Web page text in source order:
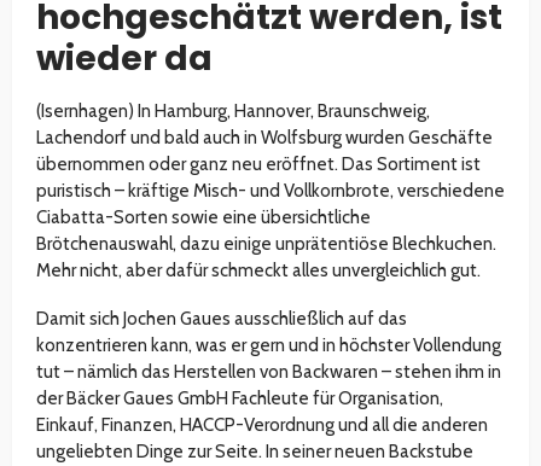
hochgeschätzt werden, ist
wieder da
(Isernhagen) In Hamburg, Hannover, Braunschweig,
Lachendorf und bald auch in Wolfsburg wurden Geschäfte
übernommen oder ganz neu eröffnet. Das Sortiment ist
puristisch – kräftige Misch- und Vollkornbrote, verschiedene
Ciabatta-Sorten sowie eine übersichtliche
Brötchenauswahl, dazu einige unprätentiöse Blechkuchen.
Mehr nicht, aber dafür schmeckt alles unvergleichlich gut.
Damit sich Jochen Gaues ausschließlich auf das
konzentrieren kann, was er gern und in höchster Vollendung
tut – nämlich das Herstellen von Backwaren – stehen ihm in
der Bäcker Gaues GmbH Fachleute für Organisation,
Einkauf, Finanzen, HACCP-Verordnung und all die anderen
ungeliebten Dinge zur Seite. In seiner neuen Backstube